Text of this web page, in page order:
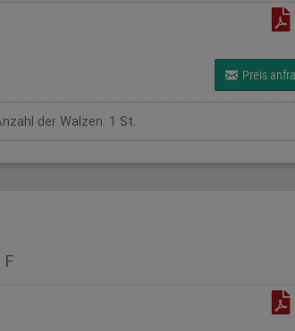
Preis
der Walzen: 1 St.
F